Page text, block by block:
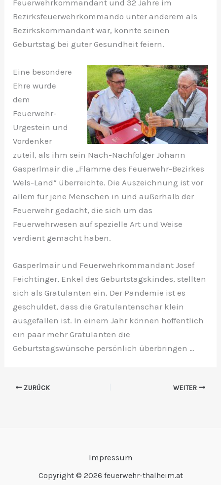
Feuerwehrkommandant und 32 Jahre im
Bezirksfeuerwehrkommando unter anderem als
Bezirkskommandant war, konnte seinen
Geburtstag bei guter Gesundheit feiern.
Eine besondere
Ehre wurde
dem
Feuerwehr-
Urgestein und
Vordenker
zuteil, als ihm sein Nach-Nachfolger Johann
Gasperlmair die „Flamme des Feuerwehr-Bezirkes
Wels-Land“ überreichte. Die Auszeichnung ist vor
allem für jene Menschen in und außerhalb der
Feuerwehr gedacht, die sich um das
Feuerwehrwesen auf spezielle Art und Weise
verdient gemacht haben.
Gasperlmair und Feuerwehrkommandant Josef
Feichtinger, Enkel des Geburtstagskindes, stellten
sich als Gratulanten ein. Der Pandemie ist es
geschuldet, dass die Gratulantenschar klein
ausgefallen ist. In einem Jahr können hoffentlich
ein paar mehr Gratulanten die
Geburtstagswünsche persönlich überbringen …
ZURÜCK WEITER
Impressum
Copyright © 2026 feuerwehr-thalheim.at